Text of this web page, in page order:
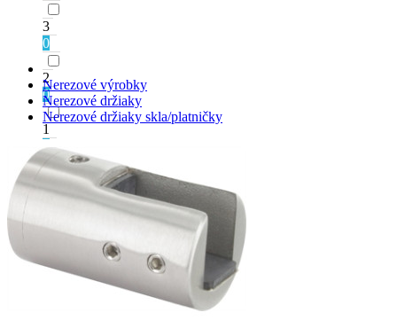
3
0
2
0
1
0
Nerezové výrobky
Nerezové držiaky
Nerezové držiaky skla/platničky